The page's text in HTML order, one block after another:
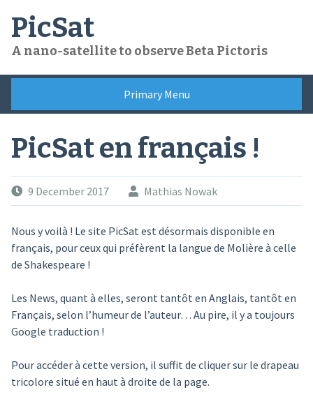
content
PicSat
A nano-satellite to observe Beta Pictoris
Primary Menu
PicSat en français !
9 December 2017 Mathias Nowak
Nous y voilà ! Le site PicSat est désormais disponible en
français, pour ceux qui préfèrent la langue de Molière à celle
de Shakespeare !
Les News, quant à elles, seront tantôt en Anglais, tantôt en
Français, selon l’humeur de l’auteur… Au pire, il y a toujours
Google traduction !
Pour accéder à cette version, il suffit de cliquer sur le drapeau
tricolore situé en haut à droite de la page.